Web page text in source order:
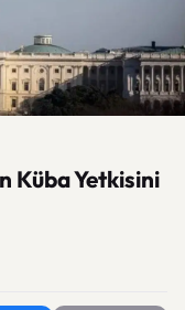
Küba Yetkisini